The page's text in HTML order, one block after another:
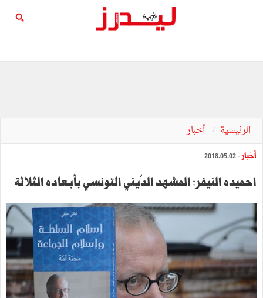
الرئيسية أخبار
أخبار - 2018.05.02
احميده النيفر: المشهد الدّيني التونسي بأبـعاده الثلاثة